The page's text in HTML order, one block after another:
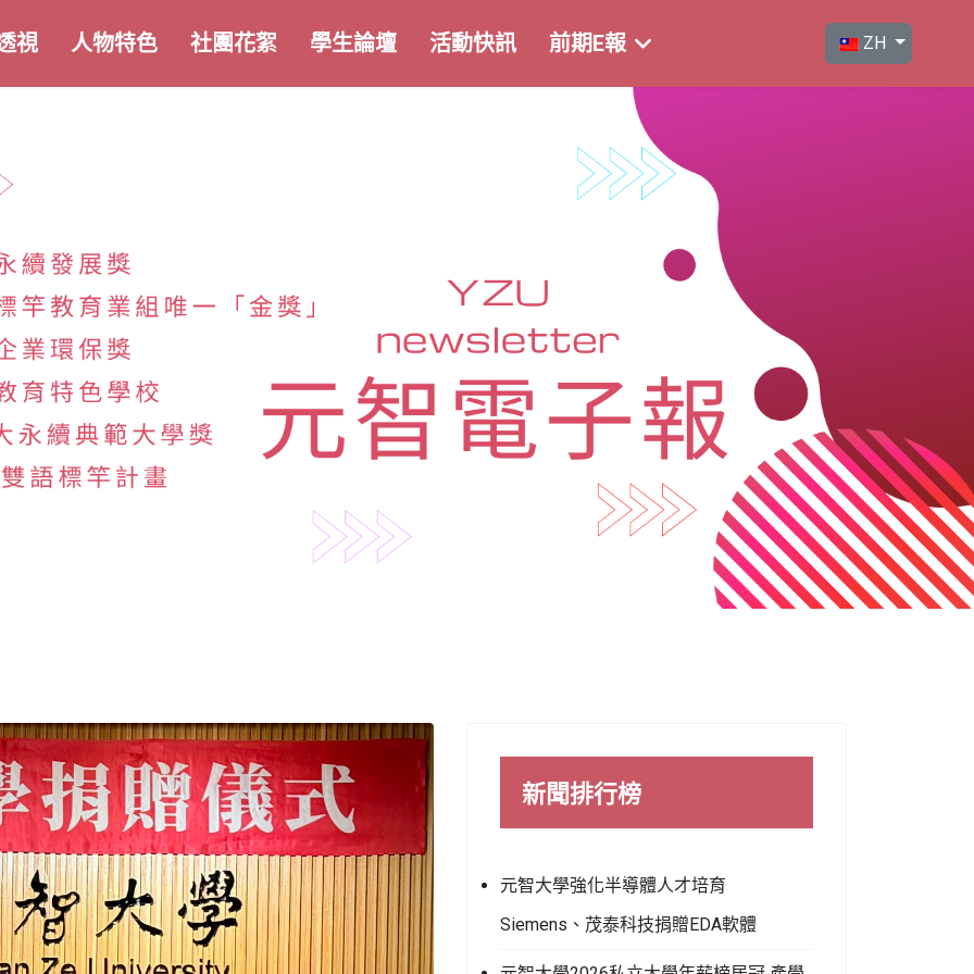
視 人物特色 社團花絮 學生論壇 活動快訊 前期E報 選擇你的語言
ZH
新聞排行榜
元智大學強化半導體人才培育
Siemens、茂泰科技捐贈EDA軟體